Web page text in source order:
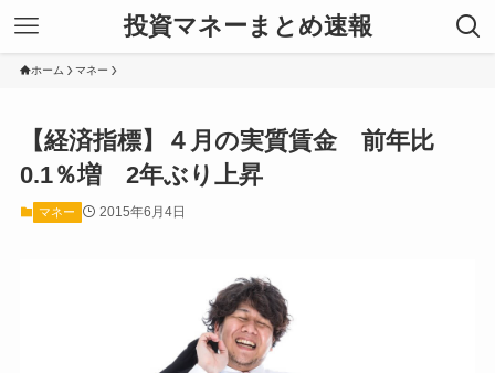
投資マネーまとめ速報
ホーム マネー
【経済指標】４月の実質賃金 前年比
0.1％増 2年ぶり上昇
マネー 2015年6月4日